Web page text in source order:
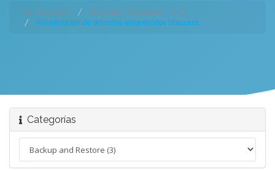
Administración
Preguntas Frecuentes - FAQ
Visualización de artículos etiquetados htaccess
Categorías